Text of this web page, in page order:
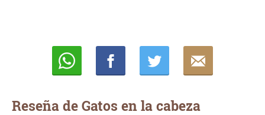
Reseña de Gatos en la cabeza